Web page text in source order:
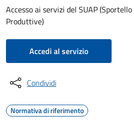
Accesso ai servizi del SUAP
Produttive)
Accedi al servizio
Condividi
Normativa di riferimento